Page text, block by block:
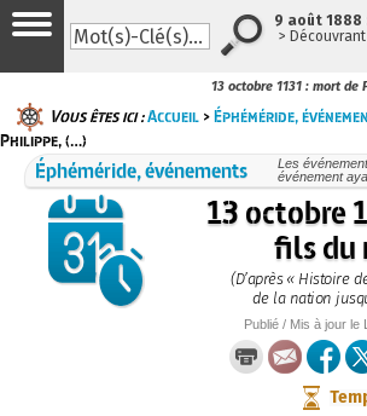
13 octobre 1131 : mort de
Vous êtes ici :Accueil >Éphéméride,
Philippe, (…)
Éphéméride, événements
Les
événement
13 octobre
fils du
(D’après « Histoire
de la nation
Publié / Mis à jour le
9 août 1888
>